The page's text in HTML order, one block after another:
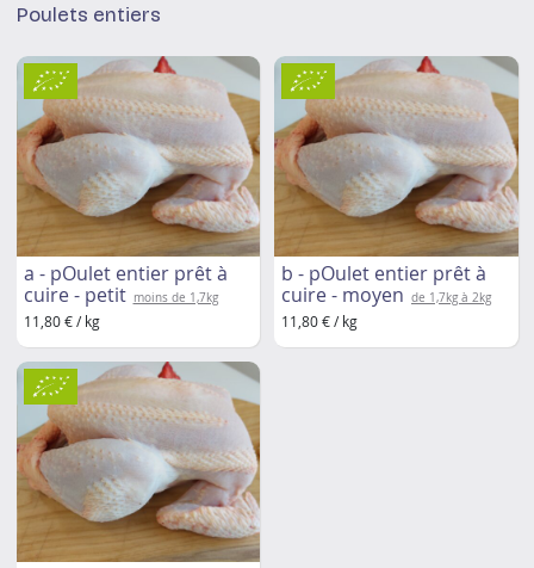
Poulets entiers
a - pOulet entier prêt à
cuire - petit moins de 1,7kg
11,80 € / kg
b - pOulet entier prêt à
cuire - moyen de 1,7kg à 2kg
11,80 € / kg